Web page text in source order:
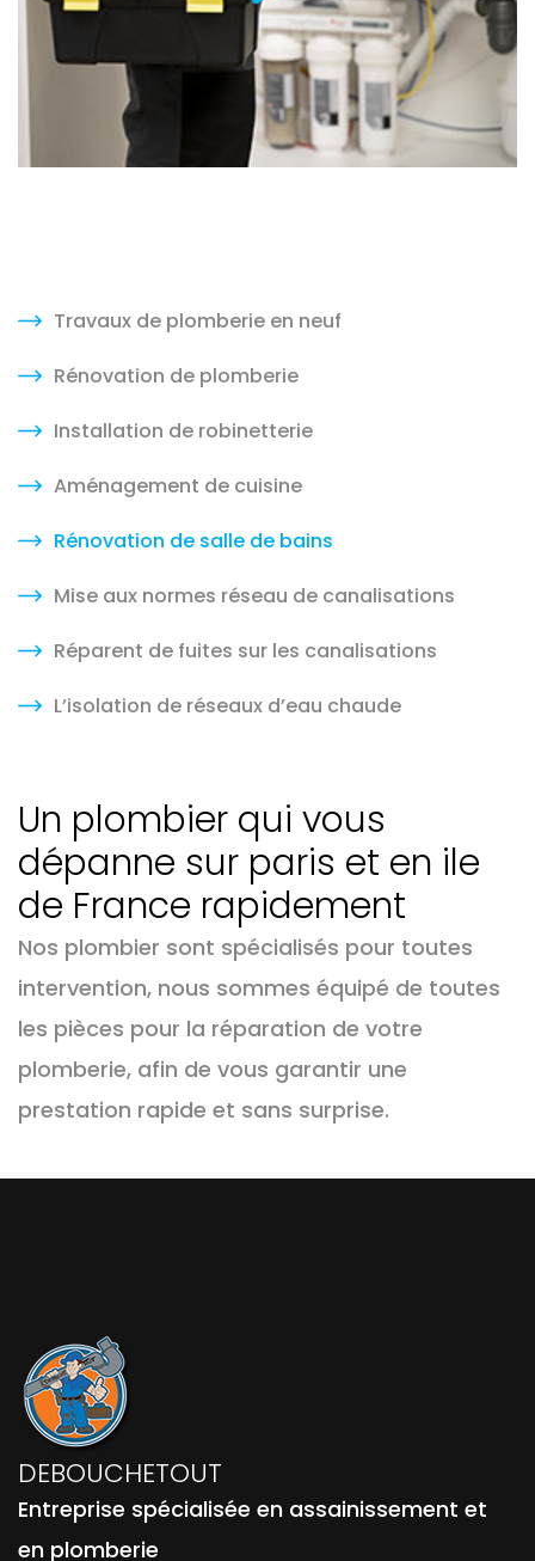
Travaux de plomberie en neuf
Rénovation de plomberie
Installation de robinetterie
Aménagement de cuisine
Rénovation de salle de bains
Mise aux normes réseau de canalisations
Réparent de fuites sur les canalisations
L’isolation de réseaux d’eau chaude
Un plombier qui vous
dépanne sur paris et en ile
de France rapidement
Nos plombier sont spécialisés pour toutes
intervention, nous sommes équipé de toutes
les pièces pour la réparation de votre
plomberie, afin de vous garantir une
prestation rapide et sans surprise.
DEBOUCHETOUT
Entreprise spécialisée en assainissement et
en plomberie